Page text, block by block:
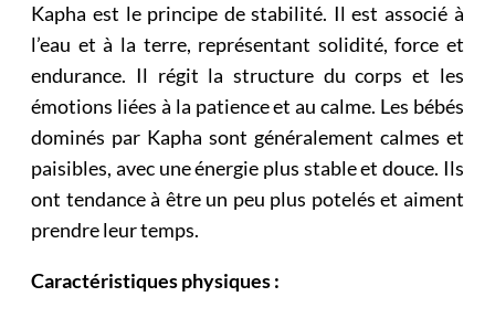
Kapha est le principe de stabilité. Il est associé à
l’eau et à la terre, représentant solidité, force et
endurance. Il régit la structure du corps et les
émotions liées à la patience et au calme. Les bébés
dominés par Kapha sont généralement calmes et
paisibles, avec une énergie plus stable et douce. Ils
ont tendance à être un peu plus potelés et aiment
prendre leur temps.
Caractéristiques physiques :